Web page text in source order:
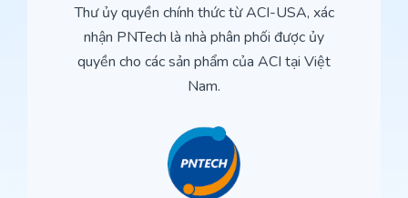
Thư ủy quyền chính thức từ ACI-USA, xác
nhận PNTech là nhà phân phối được ủy
quyền cho các sản phẩm của ACI tại Việt
Nam.